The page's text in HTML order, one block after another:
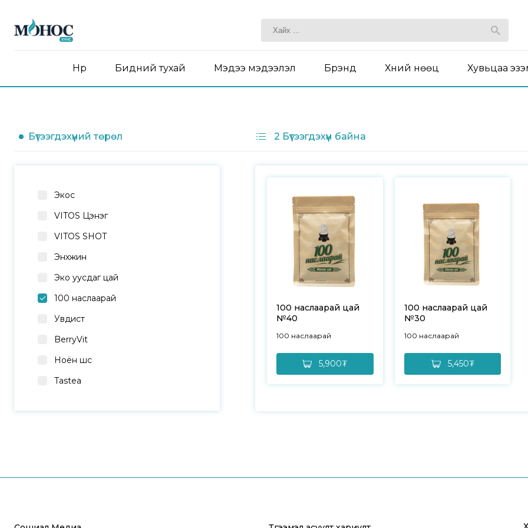
Нүүр Бидний тухай Мэдээ мэдээлэл Брэнд Хүний нөөц Хувьцаа
Бүтээгдэхүүний төрөл 2 Бүтээгдэхүүн байна
Экос
VITOS Цэнэг
VITOS SHOT
Энхжин
Эко уусдаг цай
100 наслаарай
Увдист
BerryVit
Ноён шүүс
Tastea
100 наслаарай цай
№40
100 наслаарай
5,900₮
100 наслаарай цай
№30
100 наслаарай
5,450₮